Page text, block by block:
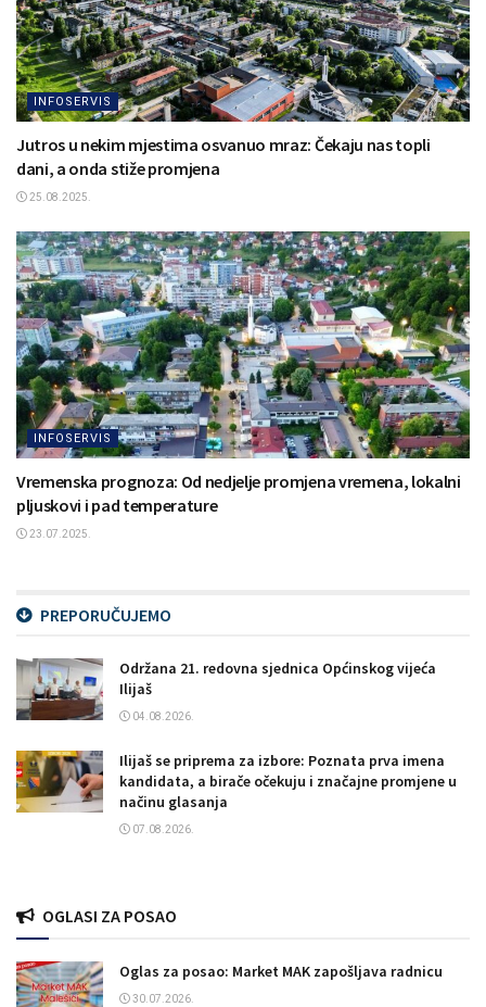
INFOSERVIS
Jutros u nekim mjestima osvanuo mraz: Čekaju nas topli
dani, a onda stiže promjena
25.08.2025.
INFOSERVIS
Vremenska prognoza: Od nedjelje promjena vremena, lokalni
pljuskovi i pad temperature
23.07.2025.
PREPORUČUJEMO
Održana 21. redovna sjednica Općinskog vijeća
Ilijaš
04.08.2026.
Ilijaš se priprema za izbore: Poznata prva imena
kandidata, a birače očekuju i značajne promjene u
načinu glasanja
07.08.2026.
OGLASI ZA POSAO
Oglas za posao: Market MAK zapošljava radnicu
30.07.2026.